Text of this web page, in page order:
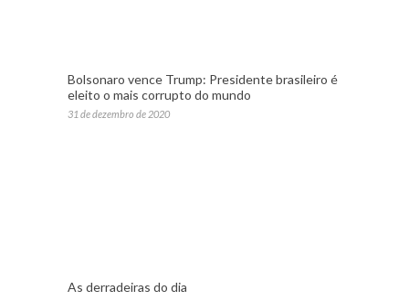
Bolsonaro vence Trump: Presidente brasileiro é
eleito o mais corrupto do mundo
31 de dezembro de 2020
As derradeiras do dia